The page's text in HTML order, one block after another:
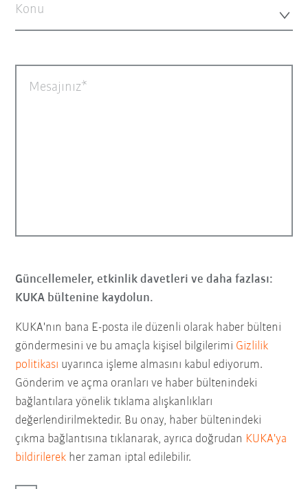
Konu
Mesajınız
Güncellemeler, etkinlik davetleri ve daha fazlası:
KUKA bültenine kaydolun.
KUKA'nın bana E-posta ile düzenli olarak haber bülteni
göndermesini ve bu amaçla kişisel bilgilerimi Gizlilik
politikası uyarınca işleme almasını kabul ediyorum.
Gönderim ve açma oranları ve haber bültenindeki
bağlantılara yönelik tıklama alışkanlıkları
değerlendirilmektedir. Bu onay, haber bültenindeki
çıkma bağlantısına tıklanarak, ayrıca doğrudan KUKA'ya
bildirilerek her zaman iptal edilebilir.